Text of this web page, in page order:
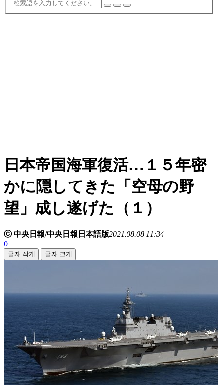
日本帝国海軍復活…１５年密
かに隠してきた「空母の野
望」成し遂げた（１）
ⓒ 中央日報/中央日報日本語版2021.08.08 11:34
0
글자 작게 글자 크게